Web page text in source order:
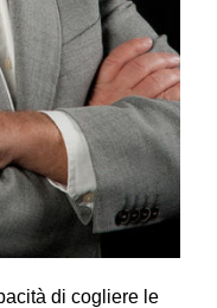
di cogliere le